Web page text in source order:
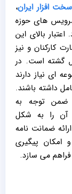
افزار ایران،
های حوزه
بالای این
کارکنان و نیز
گشته است. در
ای نیاز دارند
داشته باشند.
ضمن توجه به
آن را به شکل
ضمانت نامه
امکان پیگیری
فراهم می سازد.